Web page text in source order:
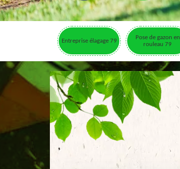
Entreprise élagage 79
Pose de gazon en
rouleau 79